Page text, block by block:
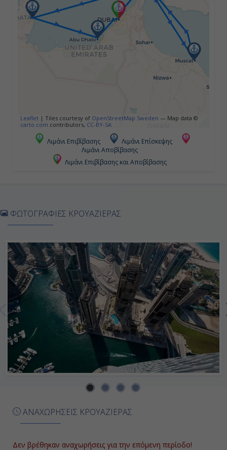
Μουσκάτ, Ομάν
08:30
19:00
17:00
Ημέρα 7η
Άμπου Ντάμπι, Ηνωμένα Αραβικά
Εμιράτα
06:30
23:00
Leaflet | Tiles courtesy of OpenStreetMap Sweden — Map data ©
carto.com contributors, CC-BY-SA
Λιμάνι Επιβίβασης
Λιμάνι Επίσκεψης
Λιμάνι Αποβίβασης
Λιμάνι Επιβίβασης και Αποβίβασης
ΑΝΑΧΩΡΗΣΕΙΣ ΚΡΟΥΑΖΙΕΡΑΣ
Δεν βρέθηκαν αναχωρήσεις για την επόμενη περίοδο!
ΦΩΤΟΓΡΑΦΙΕΣ ΚΡΟΥΑΖΙΕΡΑΣ